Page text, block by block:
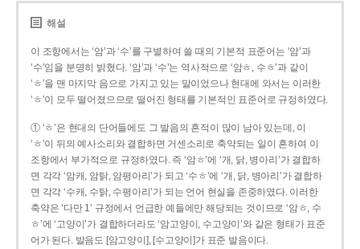
해설
이 조항에서는 ‘암’과 ‘수’를 구별하여 쓸 때의 기본적 표준어는 ‘암’과
‘수’임을 분명히 밝혔다. ‘암’과 ‘수’는 역사적으로 ‘암ㅎ, 수ㅎ’과 같이
‘ㅎ’을 맨 마지막 음으로 가지고 있는 말이었으나 현대에 와서는 이러한
‘ㅎ’이 모두 떨어졌으므로 떨어진 형태를 기본적인 표준어로 규정하였다.
① ‘ㅎ’은 현대의 단어들에도 그 발음의 흔적이 많이 남아 있는데, 이
‘ㅎ’이 뒤의 예사소리와 결합하면 거센소리로 축약되는 일이 흔하여 이
조항에서 부가적으로 규정하였다. 즉 ‘암ㅎ’에 ‘개, 닭, 병아리’가 결합하
면 각각 ‘암캐, 암탉, 암평아리’가 되고 ‘수ㅎ’에 ‘개, 닭, 병아리’가 결합하
면 각각 ‘수캐, 수탉, 수평아리’가 되는 언어 현실을 존중하였다. 이러한
축약은 ‘다만 1’ 규정에서 언급한 예들에만 해당되는 것이므로 ‘암ㅎ, 수
ㅎ’에 ‘고양이’가 결합하더라도 ‘암고양이, 수고양이’와 같은 형태가 표준
어가 된다. 발음도 [암고양이], [수고양이]가 표준 발음이다.